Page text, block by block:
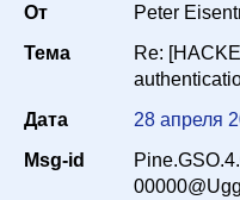
Период
От
Peter
Тема
Re:
Дата
28 апреля
Msg-id